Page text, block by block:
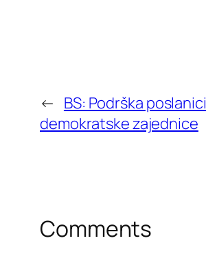
← BS: Podrška
demokratske zajednice
Comments